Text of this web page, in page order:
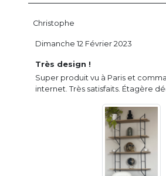
Christophe
Très design !
Super produit vu à Paris et
internet. Très satisfaits. Étagère
Dimanche 12 Février 2023